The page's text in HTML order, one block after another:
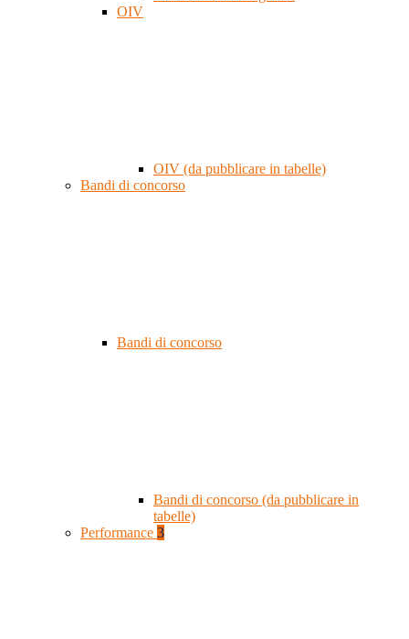
OIV
OIV (da pubblicare in tabelle)
Bandi di concorso
Bandi di concorso
Bandi di concorso (da pubblicare in
tabelle)
Performance 3